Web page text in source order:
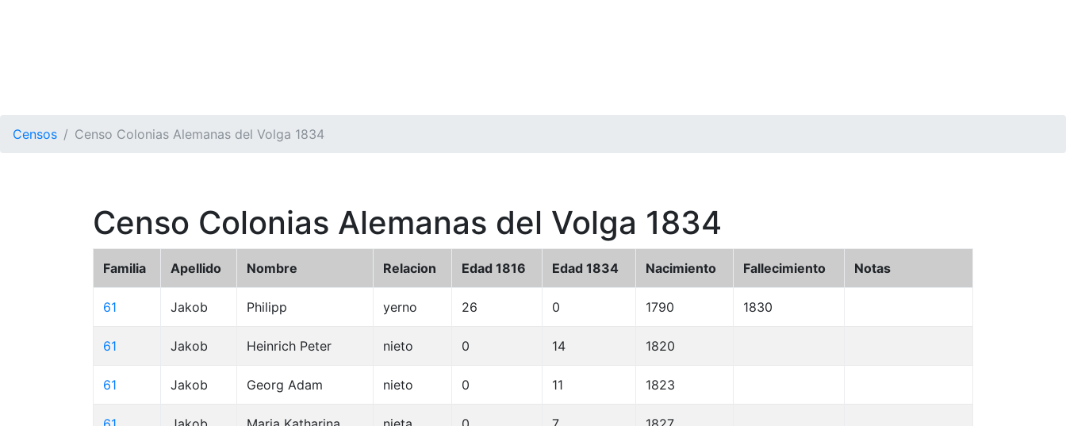
Censos Censo Colonias Alemanas del Volga 1834
Censo Colonias Alemanas del Volga 1834
Familia Apellido Nombre Relacion Edad 1816 Edad 1834 Nacimiento Fallecimiento Notas
61 Jakob Philipp yerno 26 0 1790 1830
61 Jakob Heinrich Peter nieto 0 14 1820
61 Jakob Georg Adam nieto 0 11 1823